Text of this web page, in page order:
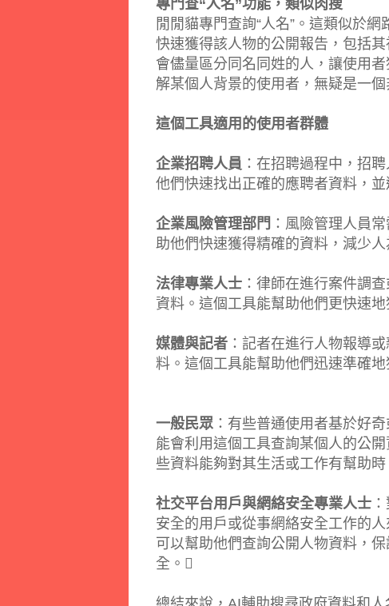
專門查“人名”功能，類似肉搜
閒閒貓專門查詢“人名”。這類似於
快速獲得該人物的公開報告，包括
會儘量區分同名同姓的人，讓使用
解某個人背景的使用者，無疑是一個
這個工具適用的使用者群體
企業招聘人員 ：在招聘過程中，招
他們快速找出正確的應聘者資料，
企業風險管理部門 ：風險管理人員
助他們快速獲得精確的資料，減少
法律專業人士 ：律師在進行案件調
資料。這個工具能幫助他們更快速
媒體與記者 ：記者在進行人物報導
料。這個工具能幫助他們迅速準確
一般民眾 ：有些普通使用者基於好
能會利用這個工具查詢某個人的公
些資料能夠對其生活或工作有幫助時
社交平台用戶與網絡安全專業人士
安全的用戶或從事網絡安全工作的
可以幫助他們查詢公開人物資料，
全。